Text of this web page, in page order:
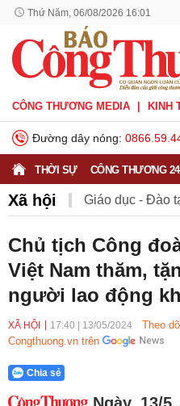
Thứ Năm, 06/08/2026 16:01
CÔNG THƯƠNG MEDIA KINH
Đường dây nóng:
THỜI SỰ CÔNG THƯƠNG
Xã hội Giáo dục - Đào
Phát triển bền vững
Chủ tịch Công
Việt Nam thăm,
người lao động
XÃ HỘI 17:40 13/05/2024
Theo
Congthuong.vn trên
Chia sẻ